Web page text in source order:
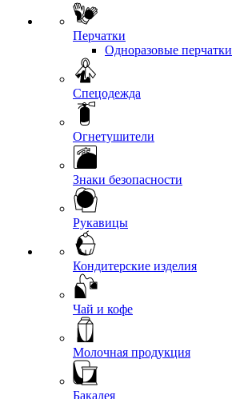
Перчатки
Одноразовые перчатки
Спецодежда
Огнетушители
Знаки безопасности
Рукавицы
Кондитерские изделия
Чай и кофе
Молочная продукция
Бакалея